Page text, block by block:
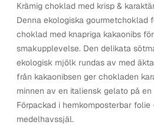
Krämig choklad med krisp &
Denna ekologiska gourmetchoklad
choklad med knapriga kakaonibs
smakupplevelse. Den delikata
ekologisk mjölk rundas av med
från kakaonibsen ger chokladen
minnen av en italiensk gelato på en
Förpackad i hemkomposterbar
medelhavssjäl.